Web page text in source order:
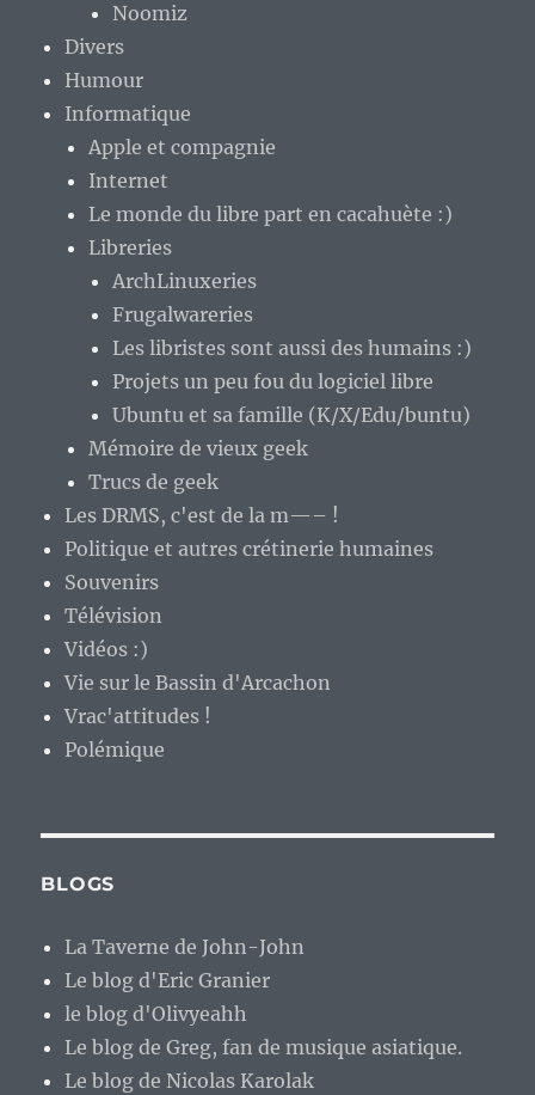
Noomiz
Divers
Humour
Informatique
Apple et compagnie
Internet
Le monde du libre part en cacahuète :)
Libreries
ArchLinuxeries
Frugalwareries
Les libristes sont aussi des humains :)
Projets un peu fou du logiciel libre
Ubuntu et sa famille (K/X/Edu/buntu)
Mémoire de vieux geek
Trucs de geek
Les DRMS, c'est de la m—– !
Politique et autres crétinerie humaines
Souvenirs
Télévision
Vidéos :)
Vie sur le Bassin d'Arcachon
Vrac'attitudes !
Polémique
BLOGS
La Taverne de John-John
Le blog d'Eric Granier
le blog d'Olivyeahh
Le blog de Greg, fan de musique asiatique.
Le blog de Nicolas Karolak